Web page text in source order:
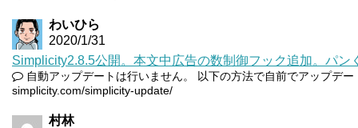
わいひら
2020/1/31
Simplicity2.8.5公開。本文中広告の数制御フック追加。パン
自動アップデートは行いません。 以下の方法で自前でアップデ
simplicity.com/simplicity-update/
村林